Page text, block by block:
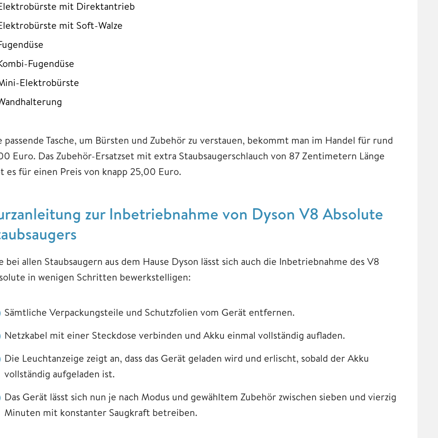
mit Direktantrieb
mit Soft-Walze
Fugendüse
Elektrobürste
passende Tasche, um Bürsten und Zubehör zu verstauen, bekommt man im Handel für rund
Euro. Das Zubehör-Ersatzset mit extra Staubsaugerschlauch von 87 Zentimetern Länge
es für einen Preis von knapp 25,00 Euro.
zur Inbetriebnahme von Dyson V8 Absolute
bei allen Staubsaugern aus dem Hause Dyson lässt sich auch die Inbetriebnahme des V8
in wenigen Schritten bewerkstelligen:
Sämtliche Verpackungsteile und Schutzfolien vom Gerät entfernen.
Netzkabel mit einer Steckdose verbinden und Akku einmal vollständig aufladen.
Die Leuchtanzeige zeigt an, dass das Gerät geladen wird und erlischt, sobald der Akku
vollständig aufgeladen ist.
Das Gerät lässt sich nun je nach Modus und gewähltem Zubehör zwischen sieben und vierzig
Minuten mit konstanter Saugkraft betreiben.